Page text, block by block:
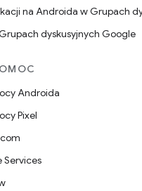
na Androida w Grupach
dyskusyjnych Google
Androida
Pixel
Services